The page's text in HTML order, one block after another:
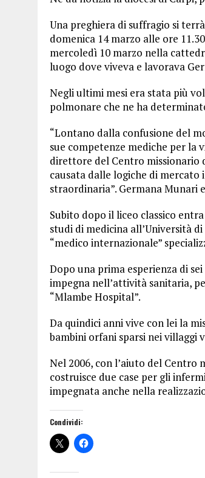
Una preghiera di suffragio si
domenica 14 marzo alle ore
mercoledì 10 marzo nella
luogo dove viveva e lavorava
Negli ultimi mesi era stata più
polmonare che ne ha
“Lontano dalla confusione del
sue competenze mediche per
direttore del Centro missionario
causata dalle logiche di mercato
straordinaria”. Germana Munari
Subito dopo il liceo classico
studi di medicina all’Università
“medico internazionale”
Dopo una prima esperienza di
impegna nell’attività sanitaria,
“Mlambe Hospital”.
Da quindici anni vive con lei la
bambini orfani sparsi nei villaggi
Nel 2006, con l’aiuto del Centro
costruisce due case per gli
impegnata anche nella
Condividi: